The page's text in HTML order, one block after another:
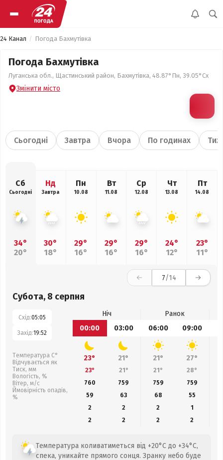
24 Канал Погода Бахмутівка
Погода Бахмутівка
Луганська обл., Щастинський район, Бахмутівка, 48.87°Пн, 39.05°Сх
Змінити місто
Сьогодні Завтра Вчора По годинах
Сб
Сьогодні
34°
20°
Нд
Завтра
30°
18°
Пн
10.08
29°
16°
Вт
11.08
29°
16°
Ср
12.08
29°
16°
Чт
13.08
24°
12°
Пт
14.08
23°
11°
7/14
Субота, 8 серпня
Схід:05:05
Захід:19:52
Температура С°
Відчувається як
Тиск, мм
Вологість, %
Вітер, м/с
Ймовірність опадів,
%
Ніч
Ранок
00:00
03:00 06:00 09:00
23° 21° 21° 27°
23° 21° 21° 28°
760
759 759 759
59
63 68 55
2
2 2
1
2
2 2 2
Температура коливатиметься від +20°C до +34°C,
спека, уникайте прямого сонця. Зранку небо буде